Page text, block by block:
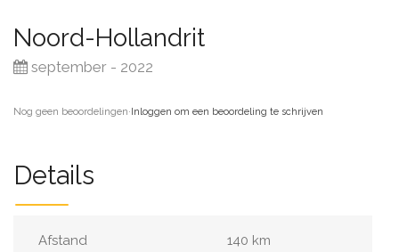
Noord-Hollandrit
september - 2022
Nog geen beoordelingen·Inloggen om een beoordeling te schrijven
Details
Afstand 140 km